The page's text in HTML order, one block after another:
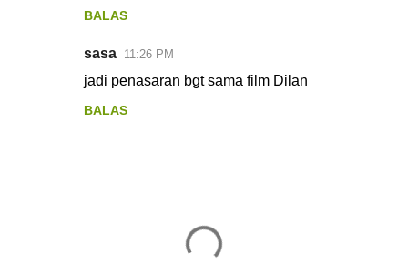
BALAS
sasa 11:26 PM
jadi penasaran bgt sama film Dilan
BALAS